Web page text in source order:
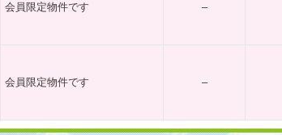
会員限定物件です
–
会員限定物件です
–